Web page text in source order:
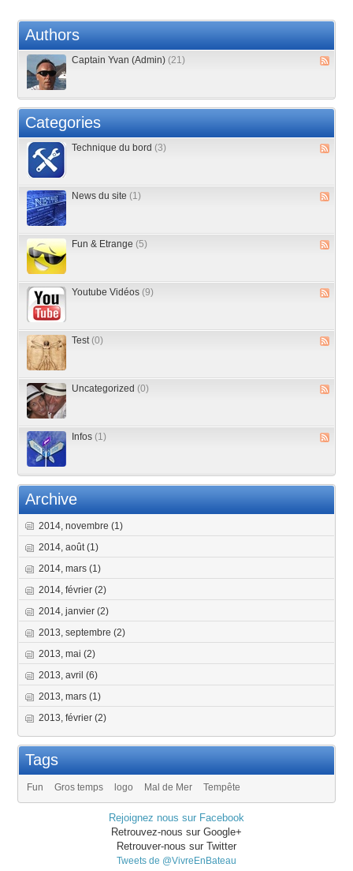
Authors
Captain Yvan (Admin) (21)
Categories
Technique du bord (3)
News du site (1)
Fun & Etrange (5)
Youtube Vidéos (9)
Test (0)
Uncategorized (0)
Infos (1)
Archive
2014, novembre(1)
2014, août(1)
2014, mars(1)
2014, février(2)
2014, janvier(2)
2013, septembre(2)
2013, mai(2)
2013, avril(6)
2013, mars(1)
2013, février(2)
Tags
Fun Gros temps logo Mal de Mer Tempête
Rejoignez nous sur Facebook
Retrouvez-nous sur Google+
Retrouver-nous sur Twitter
Tweets de @VivreEnBateau